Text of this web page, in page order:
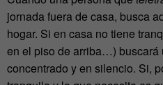
jornada fuera de casa, busca
hogar. Si en casa no tiene
en el piso de arriba…) buscará
concentrado y en silencio. Si,